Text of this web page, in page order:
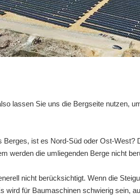
lassen Sie uns die Bergseite nutzen,
Berges, ist es Nord-Süd oder Ost-
werden die umliegenden Berge nicht
nicht berücksichtigt. Wenn die
wird für Baumaschinen schwierig sein,